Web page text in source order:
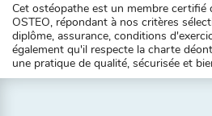
Cet ostéopathe est un membre certifié
OSTEO, répondant à nos critères
diplôme, assurance, conditions
également qu'il respecte la charte
une pratique de qualité, sécurisée et